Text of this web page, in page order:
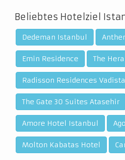
Beliebtes Hotelziel
Dedeman Istanbul
Emin Residence The
Radisson Residences
The Gate 30 Suites Atasehir
Amore Hotel Istanbul
Molton Kabatas Hotel